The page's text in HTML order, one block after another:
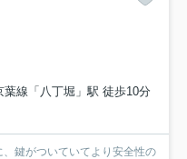
葉線「八丁堀」駅 徒歩10分
鍵がついていてより安全性の